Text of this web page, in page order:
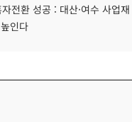
전환 성공 : 대산·여수 사업재
인다